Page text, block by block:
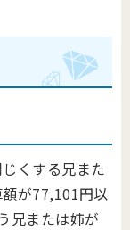
くする兄また
が77,101円以
兄または姉が